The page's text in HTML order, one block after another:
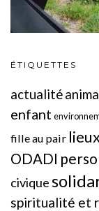
ÉTIQUETTES
actualité
enfant
fille au pair
ODADI perso
civique
spiritualité et